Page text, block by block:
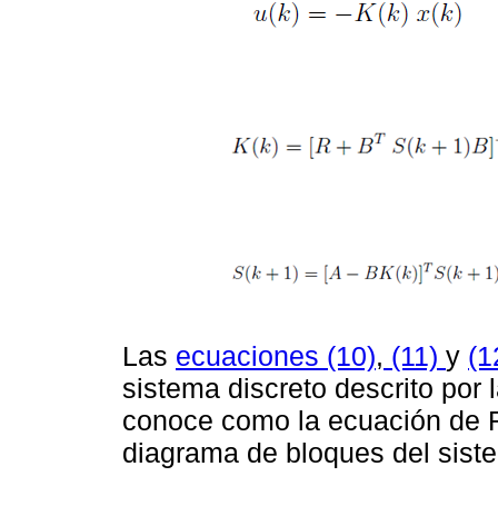
Las ecuaciones (10), (11) y
sistema discreto descrito por
conoce como la ecuación de
diagrama de bloques del